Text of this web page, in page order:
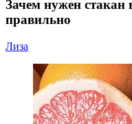
Зачем нужен
правильно
Лиза